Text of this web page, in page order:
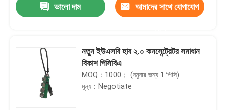
ভালো দাম আমাদের সাথে যোগাযোগ
নতুন ইউএসবি হাব ২.০ কনসেন্ট্রেটর সমাধান
বিকাশ পিসিবিএ
MOQ：1000； (নমুনার জন্য 1 পিসি)
মূল্য：Negotiate